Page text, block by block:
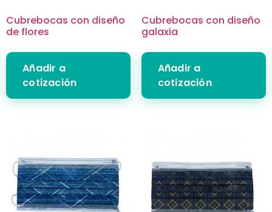
Cubrebocas con diseño
de flores
Añadir a
cotización
Cubrebocas con diseño
galaxia
Añadir a
cotización